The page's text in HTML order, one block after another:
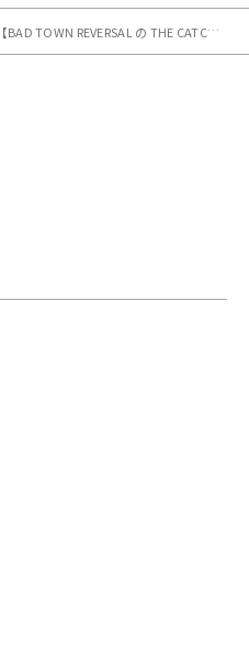
【BAD TOWN REVERSAL の THE CATCH】5月11日のテーマは？